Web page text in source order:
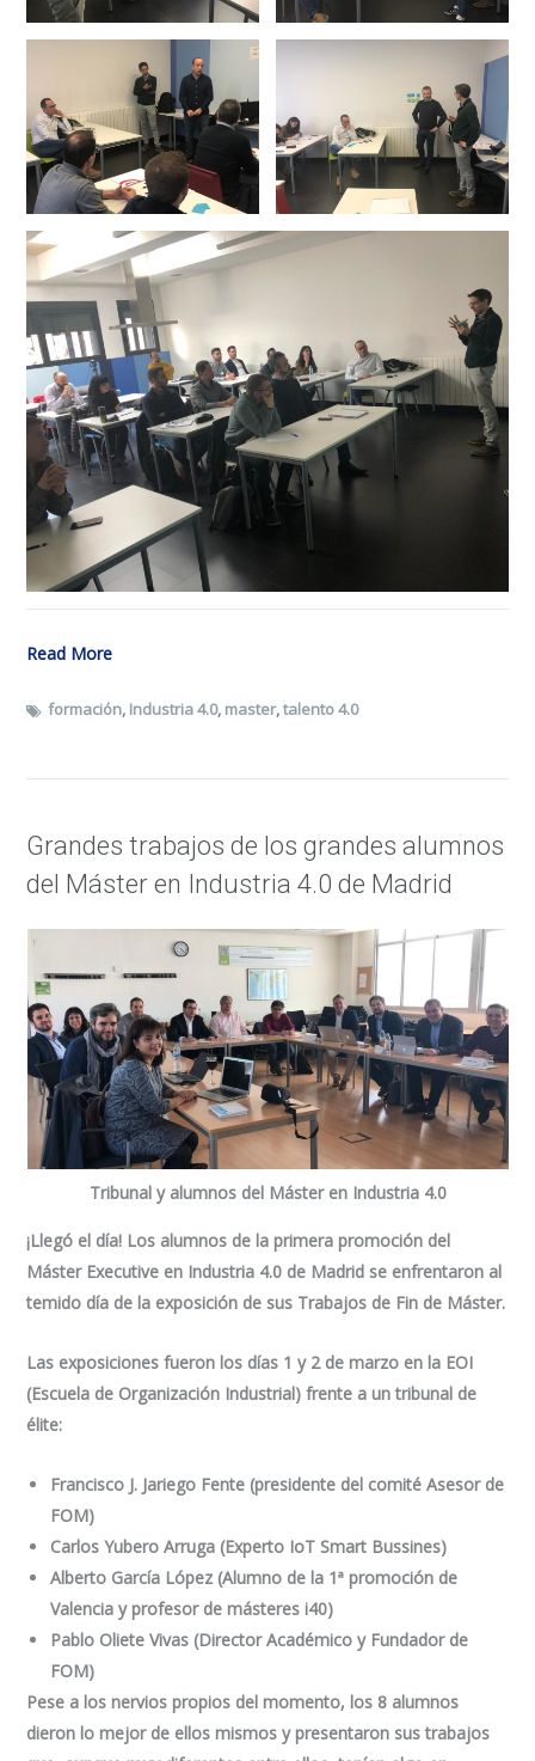
Read More
formación, Industria 4.0, master,talento 4.0
Grandes trabajos de los grandes alumnos
del Máster en Industria 4.0 de Madrid
Tribunal y alumnos del Máster en Industria 4.0
¡Llegó el día! Los alumnos de la primera promoción del
Máster Executive en Industria 4.0 de Madrid se enfrentaron al
temido día de la exposición de sus Trabajos de Fin de Máster.
Las exposiciones fueron los días 1 y 2 de marzo en la EOI
(Escuela de Organización Industrial) frente a un tribunal de
élite:
Francisco J. Jariego Fente (presidente del comité Asesor de
FOM)
Carlos Yubero Arruga (Experto IoT Smart Bussines)
Alberto García López (Alumno de la 1ª promoción de
Valencia y profesor de másteres i40)
Pablo Oliete Vivas (Director Académico y Fundador de
FOM)
Pese a los nervios propios del momento, los 8 alumnos
dieron lo mejor de ellos mismos y presentaron sus trabajos